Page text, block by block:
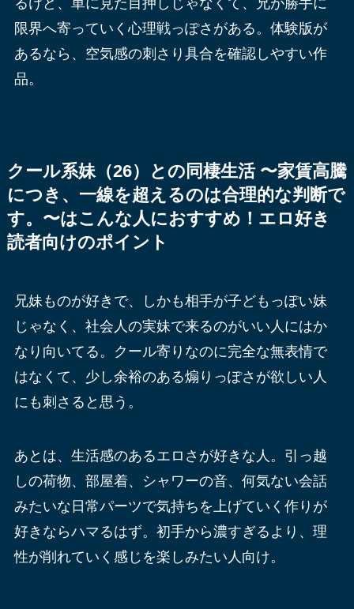
限界へ寄っていく心理戦っぽさがある。体験版が
あるなら、空気感の刺さり具合を確認しやすい作
品。
クール系妹（26）との同棲生活 〜家賃高騰
につき、一線を超えるのは合理的な判断で
す。〜はこんな人におすすめ！エロ好き
読者向けのポイント
兄妹ものが好きで、しかも相手が子どもっぽい妹
じゃなく、社会人の実妹で来るのがいい人にはか
なり向いてる。クール寄りなのに完全な無表情で
はなくて、少し余裕のある煽りっぽさが欲しい人
にも刺さると思う。
あとは、生活感のあるエロさが好きな人。引っ越
しの荷物、部屋着、シャワーの音、何気ない会話
みたいな日常パーツで気持ちを上げていく作りが
好きならハマるはず。初手から濃すぎるより、理
性が削れていく感じを楽しみたい人向け。